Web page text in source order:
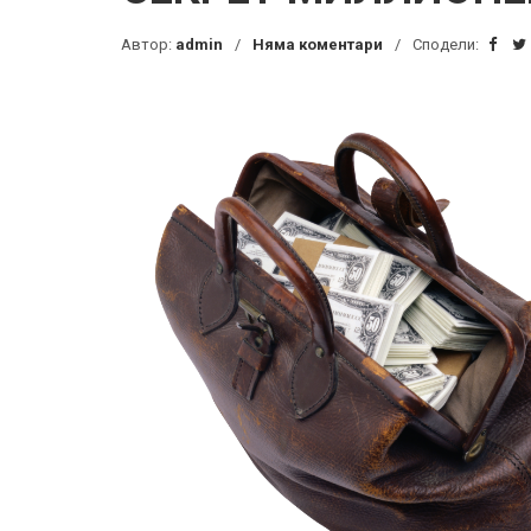
Автор: admin Няма коментари Сподели: